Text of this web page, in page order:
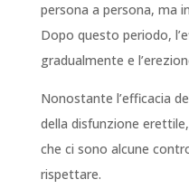
persona a persona, ma
Dopo questo periodo,
gradualmente e
Nonostante l’efficacia
della disfunzione
che ci sono alcune
rispettare.